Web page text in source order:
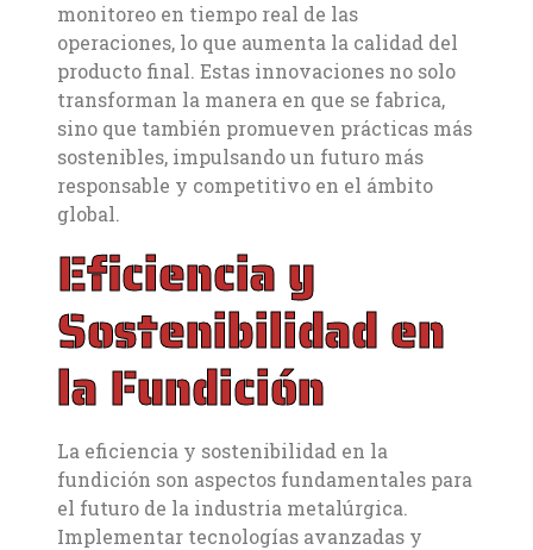
monitoreo en tiempo real de las
operaciones, lo que aumenta la calidad del
producto final. Estas innovaciones no solo
transforman la manera en que se fabrica,
sino que también promueven prácticas más
sostenibles, impulsando un futuro más
responsable y competitivo en el ámbito
global.
Eficiencia y
Sostenibilidad en
la Fundición
La eficiencia y sostenibilidad en la
fundición son aspectos fundamentales para
el futuro de la industria metalúrgica.
Implementar tecnologías avanzadas y